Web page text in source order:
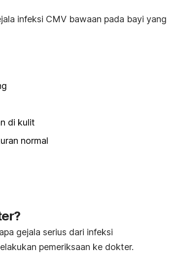
infeksi CMV bawaan pada bayi yang
di kulit
normal
gejala serius dari infeksi
pemeriksaan ke dokter.